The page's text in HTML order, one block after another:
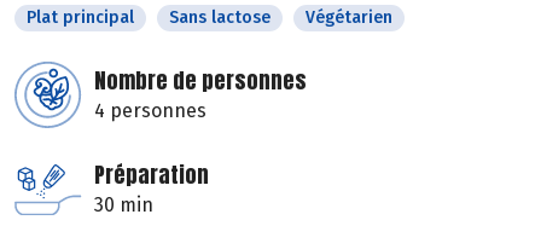
Plat principal Sans lactose Végétarien
Nombre de personnes
4 personnes
Préparation
30 min